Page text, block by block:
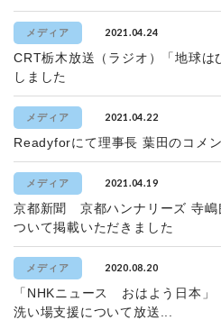
メディア 2021.04.24
CRT栃木放送（ラジオ）「地球は
しました
メディア 2021.04.22
Readyforにて理事長 葉田のコメ
メディア 2021.04.19
京都新聞 京都ハンナリーズ 寺嶋
ついて掲載いただきました
メディア 2020.08.20
「NHKニュース おはよう日本」
洗い場支援について放送...